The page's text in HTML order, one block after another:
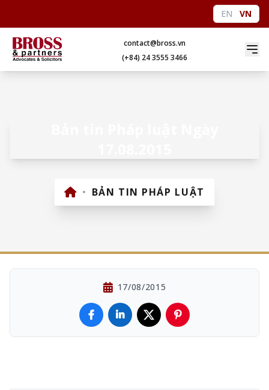
EN VN
contact@bross.vn
(+84) 24 3555 3466
• BẢN TIN PHÁP LUẬT
17/08/2015